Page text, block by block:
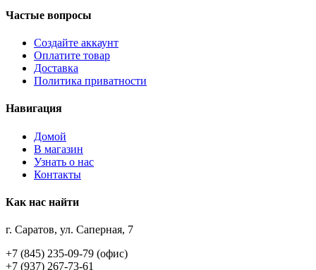
Частые вопросы
Создайте аккаунт
Оплатите товар
Доставка
Политика приватности
Навигация
Домой
В магазин
Узнать о нас
Контакты
Как нас найти
г. Саратов, ул. Саперная, 7
+7 (845) 235-09-79 (офис)
+7 (937) 267-73-61